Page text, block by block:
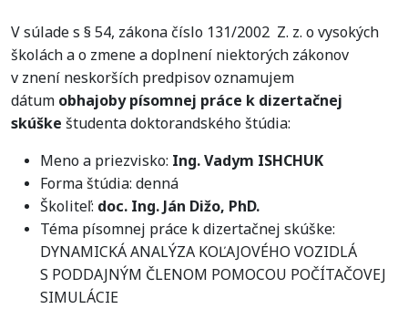
V súlade s § 54, zákona číslo 131/2002 Z. z. o vysokých
školách a o zmene a doplnení niektorých zákonov
v znení neskorších predpisov oznamujem
dátum obhajoby písomnej práce k dizertačnej
skúške študenta doktorandského štúdia:
Meno a priezvisko: Ing. Vadym ISHCHUK
Forma štúdia: denná
Školiteľ: doc. Ing. Ján Dižo, PhD.
Téma písomnej práce k dizertačnej skúške:
DYNAMICKÁ ANALÝZA KOĽAJOVÉHO VOZIDLÁ
S PODDAJNÝM ČLENOM POMOCOU POČÍTAČOVEJ
SIMULÁCIE